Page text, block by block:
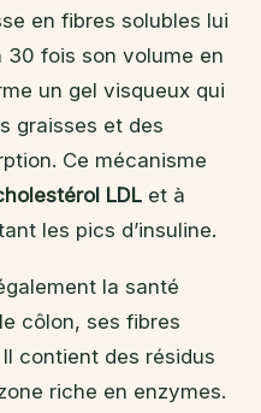
en fibres solubles lui
30 fois son volume en
un gel visqueux qui
graisses et des
Ce mécanisme
LDL et à
les pics d’insuline.
la santé
côlon, ses fibres
contient des résidus
riche en enzymes.